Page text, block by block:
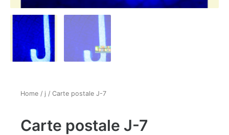
Home / j / Carte postale J-7
Carte postale J-7